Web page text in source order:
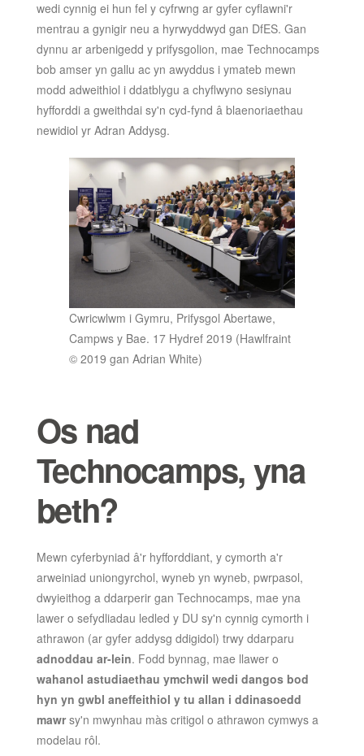
wedi cynnig ei hun fel y cyfrwng ar gyfer cyflawni'r
mentrau a gynigir neu a hyrwyddwyd gan DfES. Gan
dynnu ar arbenigedd y prifysgolion, mae Technocamps
bob amser yn gallu ac yn awyddus i ymateb mewn
modd adweithiol i ddatblygu a chyflwyno sesiynau
hyfforddi a gweithdai sy'n cyd-fynd â blaenoriaethau
newidiol yr Adran Addysg.
Cwricwlwm i Gymru, Prifysgol Abertawe,
Campws y Bae. 17 Hydref 2019 (Hawlfraint
© 2019 gan Adrian White)
Os nad
Technocamps, yna
beth?
Mewn cyferbyniad â'r hyfforddiant, y cymorth a'r
arweiniad uniongyrchol, wyneb yn wyneb, pwrpasol,
dwyieithog a ddarperir gan Technocamps, mae yna
lawer o sefydliadau ledled y DU sy'n cynnig cymorth i
athrawon (ar gyfer addysg ddigidol) trwy ddarparu
adnoddau ar-lein. Fodd bynnag, mae llawer o
wahanol astudiaethau ymchwil wedi dangos bod
hyn yn gwbl aneffeithiol y tu allan i ddinasoedd
mawrsy'n mwynhau màs critigol o athrawon cymwys a
modelau rôl.